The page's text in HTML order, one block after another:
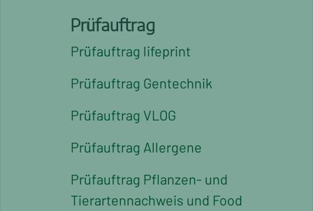
Prüfauftrag
Prüfauftrag lifeprint
Prüfauftrag Gentechnik
Prüfauftrag VLOG
Prüfauftrag Allergene
Prüfauftrag Pflanzen- und
Tierartennachweis und Food